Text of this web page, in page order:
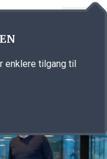
enklere tilgang til